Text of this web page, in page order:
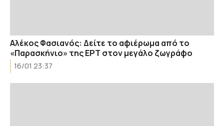
Αλέκος Φασιανός: Δείτε το αφιέρωμα από το
«Παρασκήνιο» της ΕΡΤ στον μεγάλο ζωγράφο
16/01 23:37